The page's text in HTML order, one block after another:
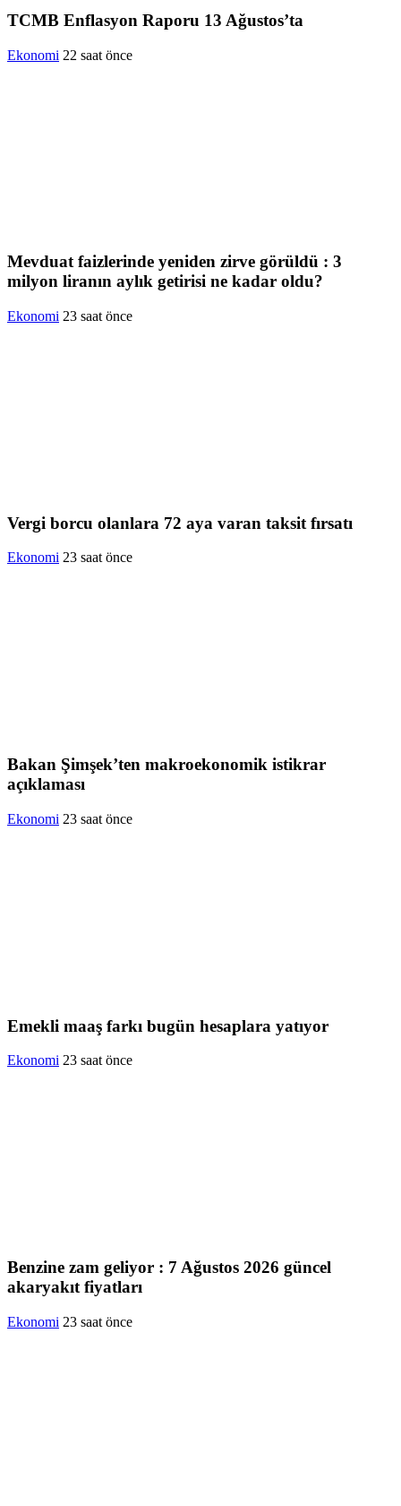
TCMB Enflasyon Raporu 13 Ağustos’ta
Ekonomi 22 saat önce
Mevduat faizlerinde yeniden zirve görüldü : 3
milyon liranın aylık getirisi ne kadar oldu?
Ekonomi 23 saat önce
Vergi borcu olanlara 72 aya varan taksit fırsatı
Ekonomi 23 saat önce
Bakan Şimşek’ten makroekonomik istikrar
açıklaması
Ekonomi 23 saat önce
Emekli maaş farkı bugün hesaplara yatıyor
Ekonomi 23 saat önce
Benzine zam geliyor : 7 Ağustos 2026 güncel
akaryakıt fiyatları
Ekonomi 23 saat önce